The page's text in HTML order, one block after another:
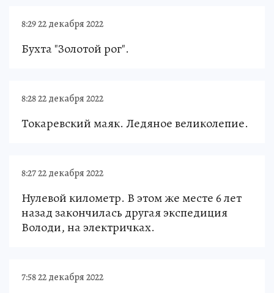
8:29 22 декабря 2022
Бухта "Золотой рог".
8:28 22 декабря 2022
Токаревский маяк. Ледяное великолепие.
8:27 22 декабря 2022
Нулевой километр. В этом же месте 6 лет
назад закончилась другая экспедиция
Володи, на электричках.
7:58 22 декабря 2022